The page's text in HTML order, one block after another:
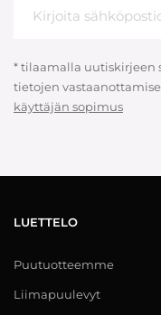
* tilaamalla uutiskirjeen
tietojen
käyttäjän sopimus
LUETTELO
Puutuotteemme
Liimapuulevyt